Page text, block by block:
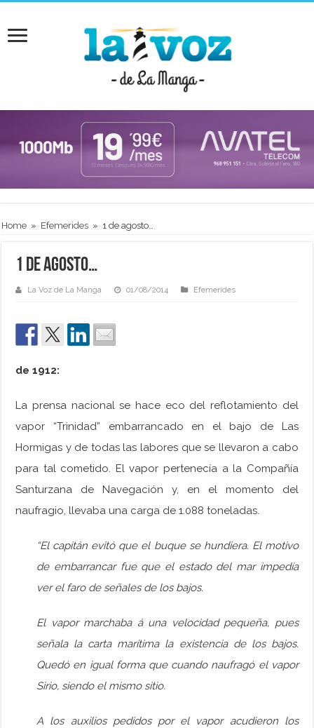
Home » Efemerides » 1 de agosto…
1 de agosto…
La Voz de La Manga 01/08/2014 Efemerides
de 1912:
La prensa nacional se hace eco del reflotamiento del
vapor “Trinidad” embarrancado en el bajo de Las
Hormigas y de todas las labores que se llevaron a cabo
para tal cometido. El vapor pertenecía a la Compañía
Santurzana de Navegación y, en el momento del
naufragio, llevaba una carga de 1.088 toneladas.
“El capitán evitó que el buque se hundiera. El motivo
de embarrancar fue que el estado del mar impedía
ver el faro de señales de los bajos.
El vapor marchaba á una velocidad pequeña, pues
señala la carta marítima la existencia de los bajos.
Quedó en igual forma que cuando naufragó el vapor
Sirio, siendo el mismo sitio.
A los auxilios pedidos por el vapor acudieron los